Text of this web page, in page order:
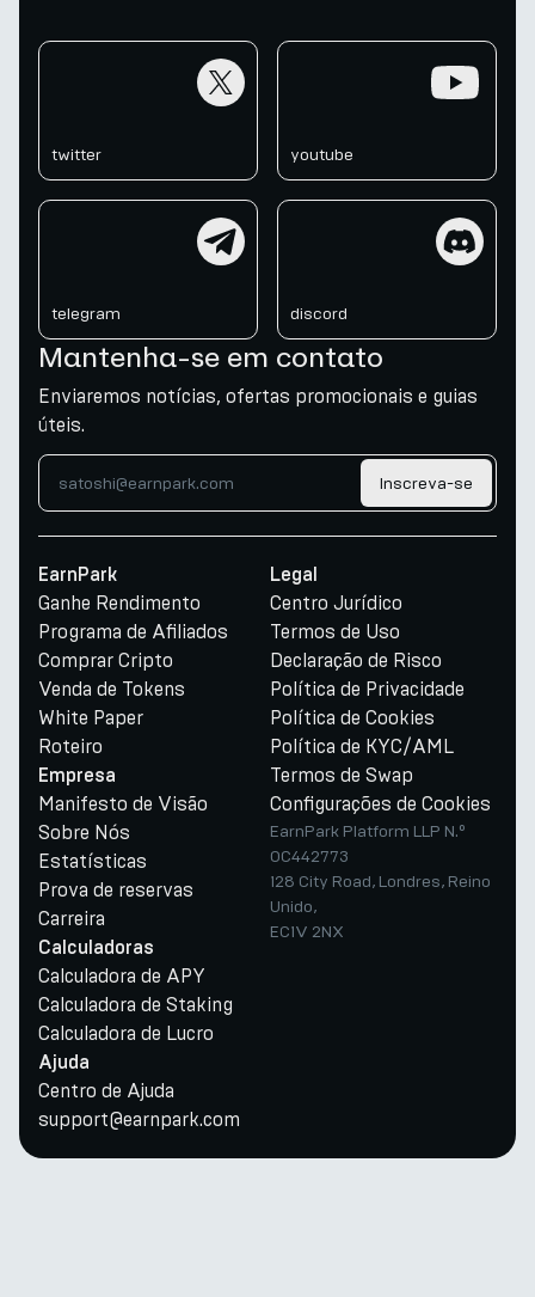
twitter youtube
telegram discord
Mantenha-se em contato
Enviaremos notícias, ofertas promocionais e guias
úteis.
Inscreva-se
EarnPark
Ganhe Rendimento
Programa de Afiliados
Comprar Cripto
Venda de Tokens
White Paper
Roteiro
Empresa
Manifesto de Visão
Sobre Nós
Estatísticas
Prova de reservas
Carreira
Calculadoras
Calculadora de APY
Calculadora de Staking
Calculadora de Lucro
Ajuda
Centro de Ajuda
support@earnpark.com
Legal
Centro Jurídico
Termos de Uso
Declaração de Risco
Política de Privacidade
Política de Cookies
Política de KYC/AML
Termos de Swap
Configurações de Cookies
EarnPark Platform LLP N.º
OC442773
128 City Road, Londres, Reino
Unido,
EC1V 2NX